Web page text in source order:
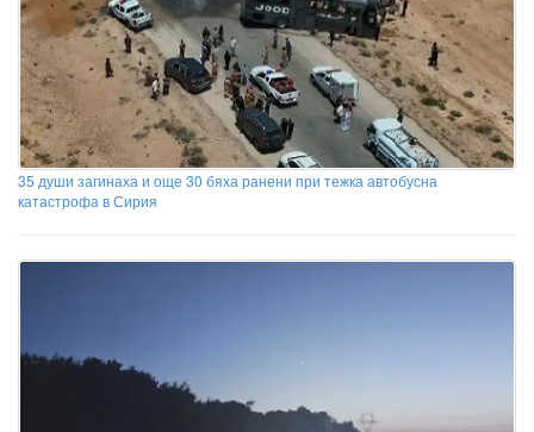
35 души загинаха и още 30 бяха ранени при тежка автобусна
катастрофа в Сирия